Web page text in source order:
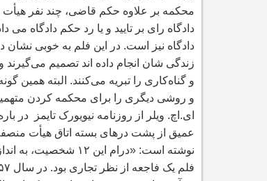
محکمه بر علاوه حکم قاضی، چند نفر
دادگاه رای بر تایید و یا رد حکم دادگاه می
دادگاه نیز است. در این فلم به خوبی نشان
زندگی شان انجام داده اند تصمیم میگیرند
و گناهکاری را تبریه میکنند. البته همین
و روشی دیگری را برای محکمه کردن متهمین
ای.اچ. ویلر از روزنامه نیویورک تایمز
عمیق از پشت درهای بسته اتاق هیأت
نوشته است: «درام این ۱۲ شخصیت، به اندازه کافی برانگیزنده است که می
فلم یک فاجعه از نظر تجاری بود. در سال ۱۹۵۷، فلم